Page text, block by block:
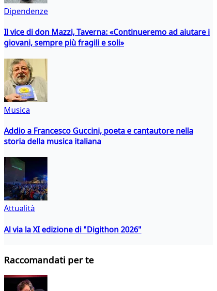
Dipendenze
Il vice di don Mazzi, Taverna: «Continueremo ad aiutare i
giovani, sempre più fragili e soli»
Musica
Addio a Francesco Guccini, poeta e cantautore nella
storia della musica italiana
Attualità
Al via la XI edizione di "Digithon 2026"
Raccomandati per te